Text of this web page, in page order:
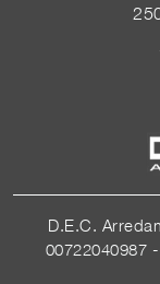
D.E.C.
00722040987 -